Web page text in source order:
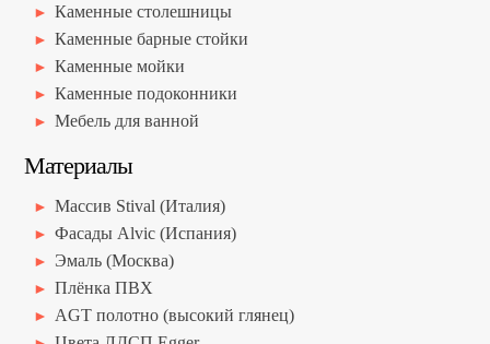
Каменные столешницы
Каменные барные стойки
Каменные мойки
Каменные подоконники
Мебель для ванной
Материалы
Массив Stival (Италия)
Фасады Alvic (Испания)
Эмаль (Москва)
Плёнка ПВХ
AGT полотно (высокий глянец)